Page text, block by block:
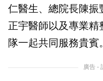
仁醫生、總院長陳振
正宇醫師以及專業精
隊一起共同服務貴賓
廣告 -